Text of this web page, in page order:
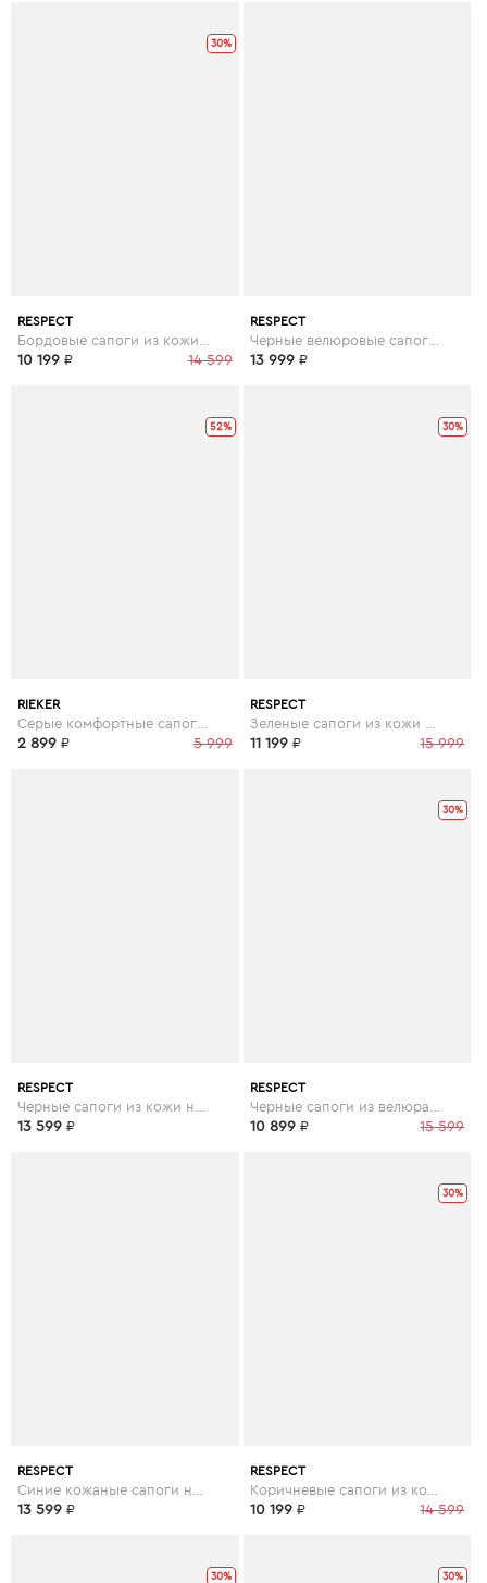
30%
RESPECT
14 599
10 199 ₽
RESPECT
Черные велюровые сапоги с пряжкой
13 999 ₽
52%
RIEKER
5 999
2 899 ₽
30%
RESPECT
15 999
11 199 ₽
RESPECT
13 599 ₽
30%
RESPECT
15 599
10 899 ₽
RESPECT
13 599 ₽
30%
RESPECT
Коричневые сапоги из кожи на устойчивом каблуке
14 599
10 199 ₽
30% 30%